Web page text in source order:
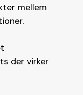
mellem
der virker